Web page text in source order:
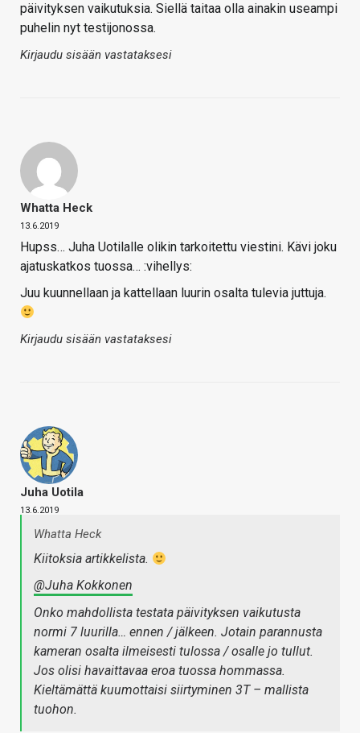
päivityksen vaikutuksia. Siellä taitaa olla ainakin useampi
puhelin nyt testijonossa.
Kirjaudu sisään vastataksesi
Whatta Heck
13.6.2019
Hupss… Juha Uotilalle olikin tarkoitettu viestini. Kävi joku
ajatuskatkos tuossa… :vihellys:
Juu kuunnellaan ja kattellaan luurin osalta tulevia juttuja.
Kirjaudu sisään vastataksesi
Juha Uotila
13.6.2019
Whatta Heck
Kiitoksia artikkelista.
@Juha Kokkonen
Onko mahdollista testata päivityksen vaikutusta
normi 7 luurilla… ennen / jälkeen. Jotain parannusta
kameran osalta ilmeisesti tulossa / osalle jo tullut.
Jos olisi havaittavaa eroa tuossa hommassa.
Kieltämättä kuumottaisi siirtyminen 3T – mallista
tuohon.